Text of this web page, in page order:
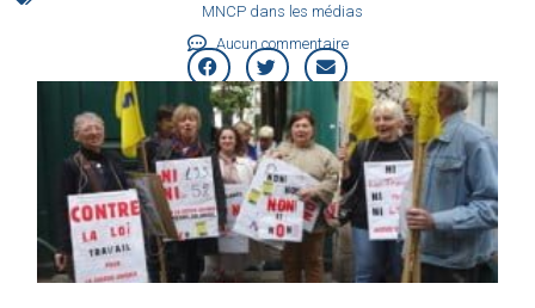
MNCP dans les médias
Aucun commentaire